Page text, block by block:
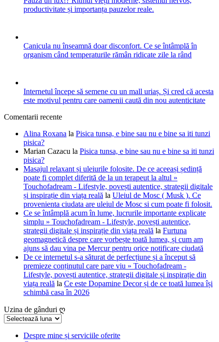
productivitate și importanța pauzelor reale.
Canicula nu înseamnă doar disconfort. Ce se întâmplă în
organism când temperaturile rămân ridicate zile la rând
Internetul începe să semene cu un mall uriaș. Și cred că acesta
este motivul pentru care oamenii caută din nou autenticitate
Comentarii recente
Alina Roxana la Pisica tunsa, e bine sau nu e bine sa iti tunzi
pisica?
Marian Cazacu la Pisica tunsa, e bine sau nu e bine sa iti tunzi
pisica?
Masajul relaxant și uleiurile folosite. De ce aceeași ședință
poate fi complet diferită de la un terapeut la altul »
Touchofadream - Lifestyle, povești autentice, strategii digitale
și inspirație din viața reală la Uleiul de Mosc ( Musk ). Ce
provenienta ciudata are uleiul de Mosc si cum poate fi folosit.
Ce se întâmplă acum în lume, lucrurile importante explicate
simplu » Touchofadream - Lifestyle, povești autentice,
strategii digitale și inspirație din viața reală la Furtuna
geomagnetică despre care vorbește toată lumea, și cum am
ajuns să dau vina pe Mercur pentru orice notificare ciudată
De ce internetul s-a săturat de perfecțiune și a început să
premieze conținutul care pare viu » Touchofadream -
Lifestyle, povești autentice, strategii digitale și inspirație din
viața reală la Ce este Dopamine Decor și de ce toată lumea își
schimbă casa în 2026
Uzina de gânduri ღ
Uzina
gânduriDespre mine și serviciile oferite